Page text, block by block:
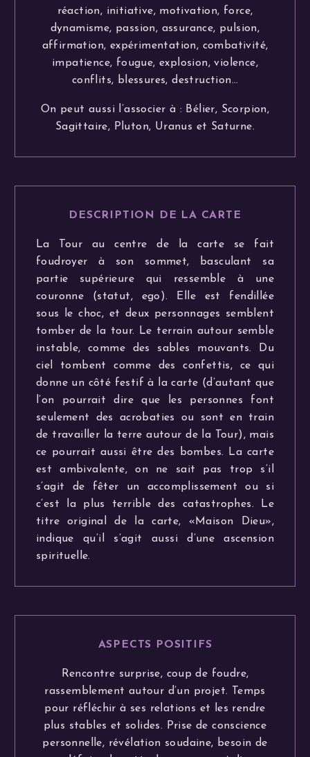
réaction, initiative, motivation, force,
dynamisme, passion, assurance, pulsion,
affirmation, expérimentation, combativité,
impatience, fougue, explosion, violence,
conflits, blessures, destruction…
On peut aussi l’associer à : Bélier, Scorpion,
Sagittaire, Pluton, Uranus et Saturne.
DESCRIPTION DE LA CARTE
La Tour au centre de la carte se fait
foudroyer à son sommet, basculant sa
partie supérieure qui ressemble à une
couronne (statut, ego). Elle est fendillée
sous le choc, et deux personnages semblent
tomber de la tour. Le terrain autour semble
instable, comme des sables mouvants. Du
ciel tombent comme des confettis, ce qui
donne un côté festif à la carte (d’autant que
l’on pourrait dire que les personnes font
seulement des acrobaties ou sont en train
de travailler la terre autour de la Tour), mais
ce pourrait aussi être des bombes. La carte
est ambivalente, on ne sait pas trop s’il
s’agit de fêter un accomplissement ou si
c’est la plus terrible des catastrophes. Le
titre original de la carte, «Maison Dieu»,
indique qu’il s’agit aussi d’une ascension
spirituelle.
ASPECTS POSITIFS
Rencontre surprise, coup de foudre,
rassemblement autour d’un projet. Temps
pour réfléchir à ses relations et les rendre
plus stables et solides. Prise de conscience
personnelle, révélation soudaine, besoin de